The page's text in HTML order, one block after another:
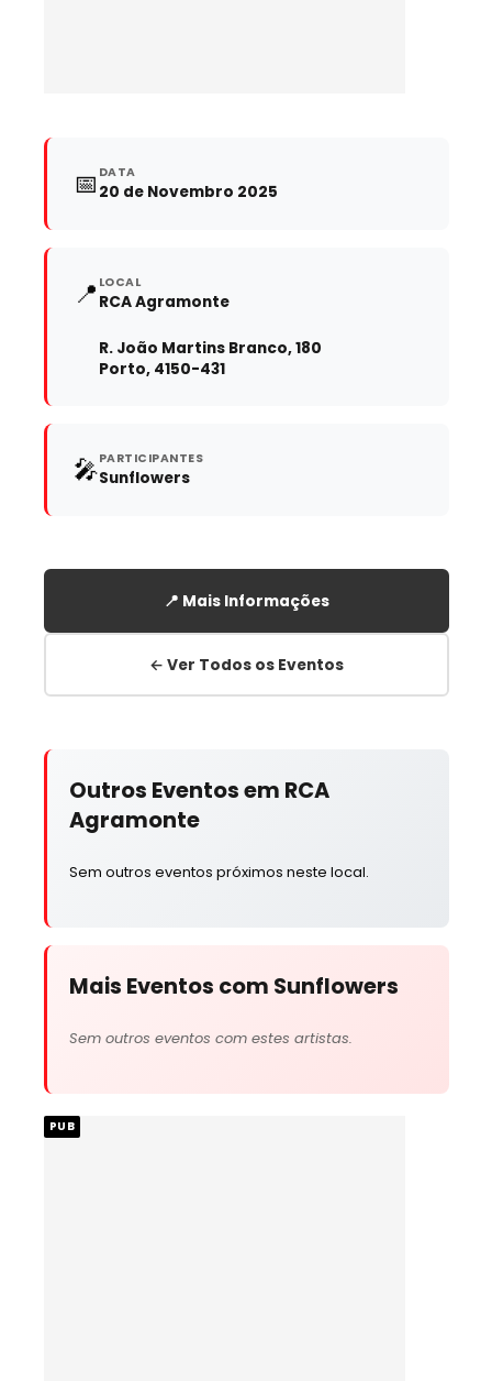
📅 DATA
20 de Novembro 2025
📍 LOCAL
RCA Agramonte
R. João Martins Branco, 180
Porto, 4150-431
🎤PARTICIPANTES
Sunflowers
📍 Mais Informações
← Ver Todos os Eventos
Outros Eventos em RCA
Agramonte
Sem outros eventos próximos neste local.
Mais Eventos com Sunflowers
Sem outros eventos com estes artistas.
PUB